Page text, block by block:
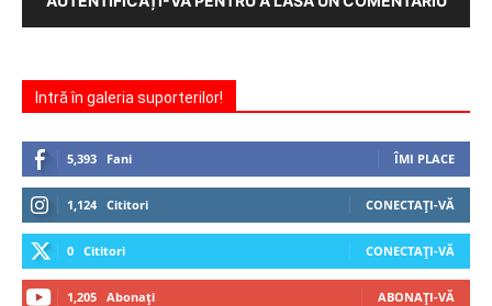
Intră în galeria suporterilor!
5,393 Fani ÎMI PLACE
1,124 Cititori CONECTAȚI-VĂ
0 Cititori CONECTAȚI-VĂ
1,205 Abonați ABONAȚI-VĂ